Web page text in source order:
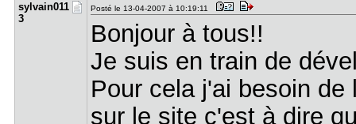
sylvain011​
3
Posté le 13-04-2007 à 10:19:11
Bonjour à tous!!
Je suis en train de
Pour cela j'ai besoin
sur le site c'est à dire